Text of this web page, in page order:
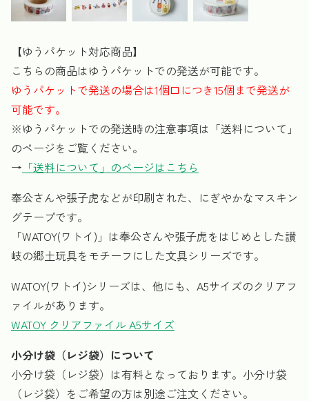
【ゆうパケット対応商品】
こちらの商品はゆうパケットでの発送が可能です。
ゆうパケットで発送の場合は1個口につき15個まで発送が
可能です。
※ゆうパケットでの発送時の注意事項は「送料について」
のページをご覧ください。
→ 「送料について」のページはこちら
奉公さんや張子虎などが印刷された、にぎやかなマスキン
グテープです。
「WATOY(ワトイ)」は奉公さんや張子虎をはじめとした讃
岐の郷土玩具をモチーフにした文具シリーズです。
WATOY(ワトイ)シリーズは、他にも、A5サイズのクリアフ
ァイルがあります。
WATOY クリアファイル A5サイズ
小分け袋（レジ袋）について
小分け袋（レジ袋）は有料となっております。小分け袋
（レジ袋）をご希望の方は別途ご注文ください。